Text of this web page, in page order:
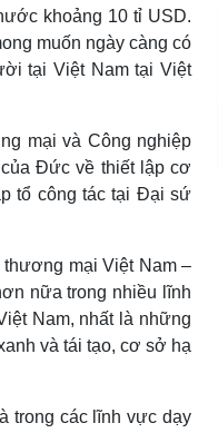
khoảng 10 tỉ USD.
muốn ngày càng có
tại Việt Nam tại Việt
mại và Công nghiệp
Đức về thiết lập cơ
tổ công tác tại Đại sứ
mại Việt Nam –
nữa trong nhiều lĩnh
Nam, nhất là những
và tái tạo, cơ sở hạ
trong các lĩnh vực dạy